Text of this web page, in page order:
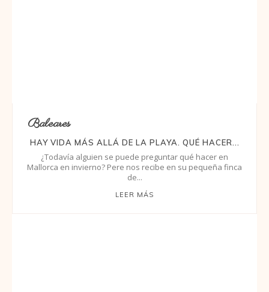
Baleares
HAY VIDA MÁS ALLÁ DE LA PLAYA. QUÉ HACER...
¿Todavía alguien se puede preguntar qué hacer en
Mallorca en invierno? Pere nos recibe en su pequeña finca
de...
LEER MÁS